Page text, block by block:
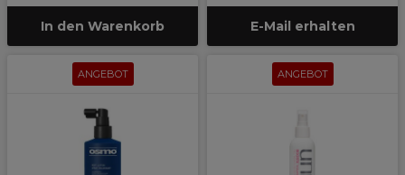
In den Warenkorb E-Mail erhalten
ANGEBOT ANGEBOT